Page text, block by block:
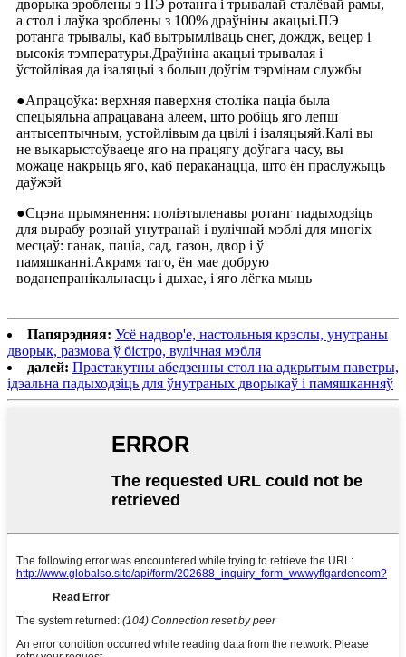
дворыка зроблены з ПЭ ротанга і трывалай сталёвай рамы,
а стол і лаўка зроблены з 100% драўніны акацыі.ПЭ
ротанга трывалы, каб вытрымліваць снег, дождж, вецер і
высокія тэмпературы.Драўніна акацыі трывалая і
ўстойлівая да ізаляцыі з больш доўгім тэрмінам службы
●Апрацоўка: верхняя паверхня століка паціа была
спецыяльна апрацавана алеем, што робіць яго лепш
антысептычным, устойлівым да цвілі і ізаляцыяй.Калі вы
не выкарыстоўваеце яго на працягу доўгага часу, вы
можаце накрыць яго, каб пераканацца, што ён праслужыць
даўжэй
●Сцэна прымянення: поліэтыленавы ротанг падыходзіць
для вырабу рознай унутранай і вулічнай мэблі для многіх
месцаў: ганак, паціа, сад, газон, двор і ў
памяшканні.Акрамя таго, ён мае добрую
воданепранікальнасць і дыхае, і яго лёгка мыць
Папярэдняя: Усё надвор'е, настольныя крэслы, унутраны
дворык, размова ў бістро, вулічная мэбля
далей: Прастакутны абедзенны стол на адкрытым паветры,
ідэальна падыходзіць для ўнутраных дворыкаў і памяшканняў